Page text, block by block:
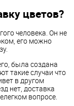
цветов?
человека. Он не
его можно
была создана
такие случаи что
в другом
нет, доставка
вопросе.